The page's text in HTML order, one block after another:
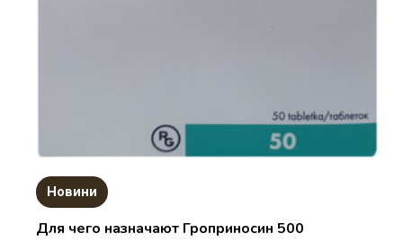
Новини
Для чего назначают Гроприносин 500